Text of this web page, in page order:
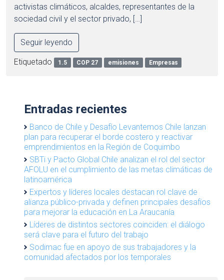
activistas climáticos, alcaldes, representantes de la
sociedad civil y el sector privado, […]
Seguir leyendo
Etiquetado 1.5 COP 27 emisiones Empresas
Entradas recientes
Banco de Chile y Desafío Levantemos Chile lanzan
plan para recuperar el borde costero y reactivar
emprendimientos en la Región de Coquimbo
SBTi y Pacto Global Chile analizan el rol del sector
AFOLU en el cumplimiento de las metas climáticas de
latinoamérica
Expertos y líderes locales destacan rol clave de
alianza público-privada y definen principales desafíos
para mejorar la educación en La Araucanía
Líderes de distintos sectores coinciden: el diálogo
será clave para el futuro del trabajo
Sodimac fue en apoyo de sus trabajadores y la
comunidad afectados por los temporales